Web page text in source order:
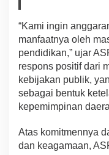
“Kami ingin
manfaatnya oleh
pendidikan,” ujar
respons positif dari
kebijakan publik,
sebagai bentuk
kepemimpinan
Atas komitmennya
dan keagamaan,